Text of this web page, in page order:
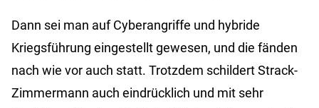
Dann sei man auf Cyberangriffe und hybride
Kriegsführung eingestellt gewesen, und die fänden
nach wie vor auch statt. Trotzdem schildert Strack-
Zimmermann auch eindrücklich und mit sehr